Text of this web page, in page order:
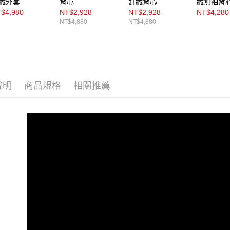
外套
背心
NT$2,928
NT$4,880
針織背心
NT$2,928
NT$4,880
織無袖背
NT$4,280
明 商品規格 相關推薦